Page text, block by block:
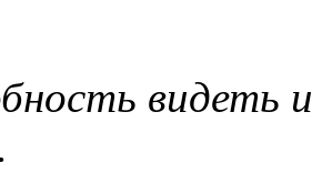
видеть